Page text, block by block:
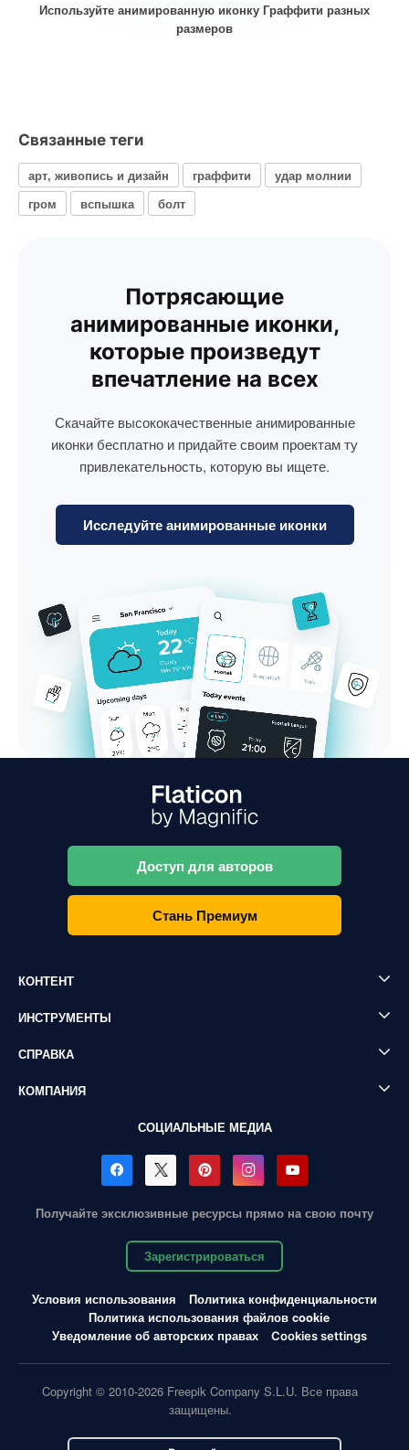
Используйте анимированную иконку Граффити разных
размеров
Связанные теги
арт, живопись и дизайн граффити
удар молнии
гром
вспышка болт
Потрясающие
анимированные иконки,
которые произведут
впечатление на всех
Скачайте высококачественные анимированные
иконки бесплатно и придайте своим проектам ту
привлекательность, которую вы ищете.
Исследуйте анимированные иконки
Доступ для авторов
Стань Премиум
КОНТЕНТ
ИНСТРУМЕНТЫ
СПРАВКА
КОМПАНИЯ
СОЦИАЛЬНЫЕ МЕДИА
Получайте эксклюзивные ресурсы прямо на свою почту
Зарегистрироваться
Условия использования
Политика конфиденциальности
Политика использования файлов cookie
Уведомление об авторских правах
Cookies settings
Copyright © 2010-2026 Freepik Company S.L.U. Все права
защищены.